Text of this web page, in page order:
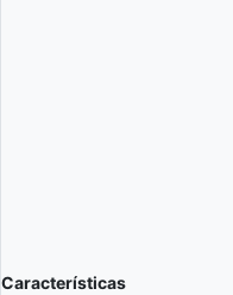
Características